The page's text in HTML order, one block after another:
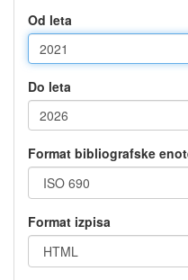
Od leta
Do leta
Format bibliografske
Format izpisa